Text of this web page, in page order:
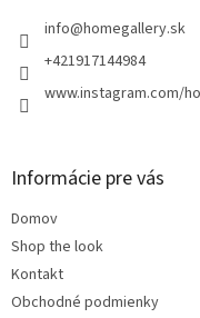
info@homegallery.sk
+421917144984
www.instagram.com/
Informácie pre vás
Domov
Shop the look
Kontakt
Obchodné podmienky